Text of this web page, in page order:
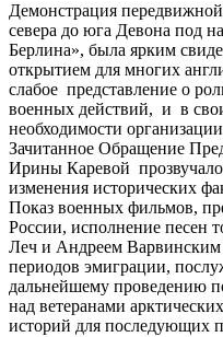
Демонстрация передвижной
севера до юга Девона под
Берлина», была ярким
открытием для многих
слабое представление о
военных действий, и в
необходимости
Зачитанное Обращение
Ирины Каревой
изменения исторических
Показ военных фильмов,
России, исполнение песен
Леч и Андреем
периодов эмиграции,
дальнейшему проведению
над ветеранами
историй для последующих